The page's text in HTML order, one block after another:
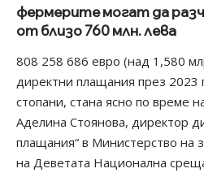
фермерите могат да
от близо 760 млн. лева
808 258 686 евро (над 1,580
директни плащания през 2023
стопани, стана ясно по време
Аделина Стоянова, директор
плащания“ в Министерство на
на Деветата Национална